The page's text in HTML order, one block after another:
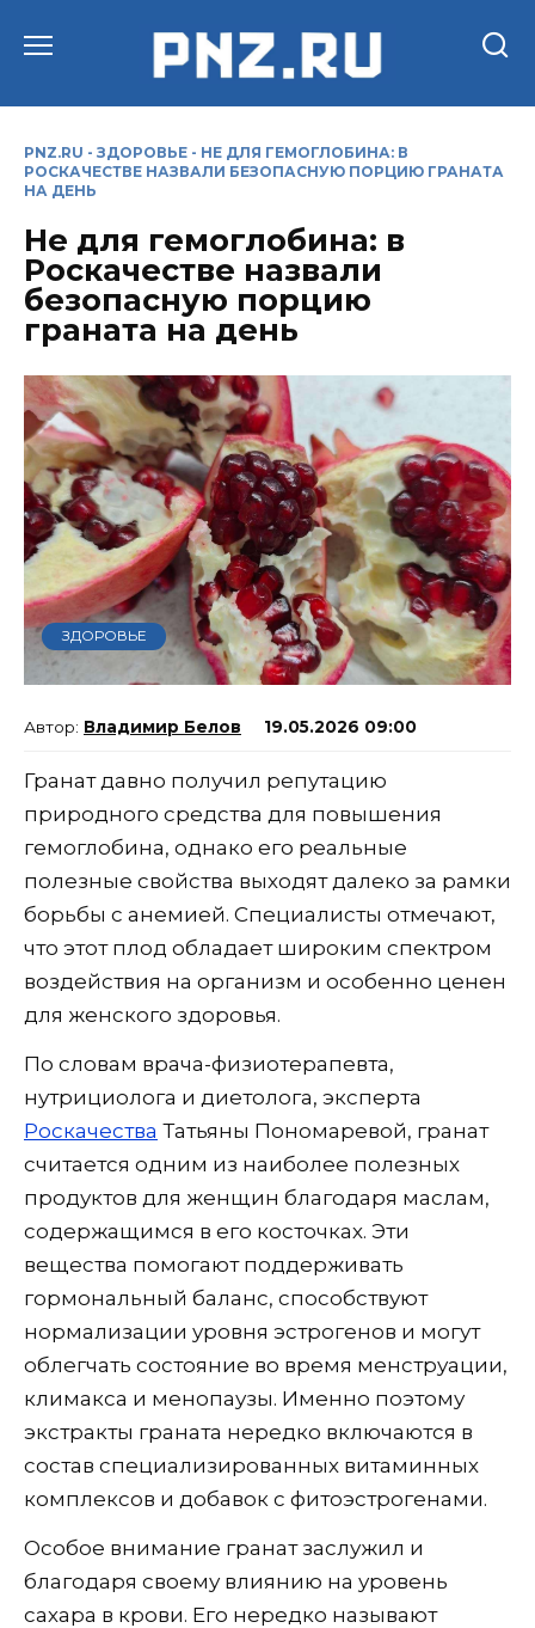
PNZ.RU - ЗДОРОВЬЕ - НЕ ДЛЯ ГЕМОГЛОБИНА: В
РОСКАЧЕСТВЕ НАЗВАЛИ БЕЗОПАСНУЮ ПОРЦИЮ ГРАНАТА
НА ДЕНЬ
Не для гемоглобина: в
Роскачестве назвали
безопасную порцию
граната на день
ЗДОРОВЬЕ
Владимир Белов 19.05.2026 09:00
Гранат давно получил репутацию
природного средства для повышения
гемоглобина, однако его реальные
полезные свойства выходят далеко за рамки
борьбы с анемией. Специалисты отмечают,
что этот плод обладает широким спектром
воздействия на организм и особенно ценен
для женского здоровья.
По словам врача-физиотерапевта,
нутрициолога и диетолога, эксперта
Роскачества Татьяны Пономаревой, гранат
считается одним из наиболее полезных
продуктов для женщин благодаря маслам,
содержащимся в его косточках. Эти
вещества помогают поддерживать
гормональный баланс, способствуют
нормализации уровня эстрогенов и могут
облегчать состояние во время менструации,
климакса и менопаузы. Именно поэтому
экстракты граната нередко включаются в
состав специализированных витаминных
комплексов и добавок с фитоэстрогенами.
Особое внимание гранат заслужил и
благодаря своему влиянию на уровень
сахара в крови. Его нередко называют